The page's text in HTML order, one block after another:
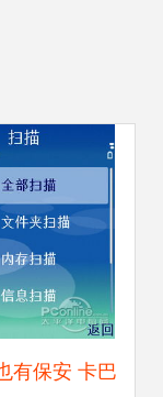
有保安 卡巴